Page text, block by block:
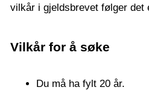
vilkår i gjeldsbrevet følger det
Vilkår for å søke
Du må ha fylt 20 år.